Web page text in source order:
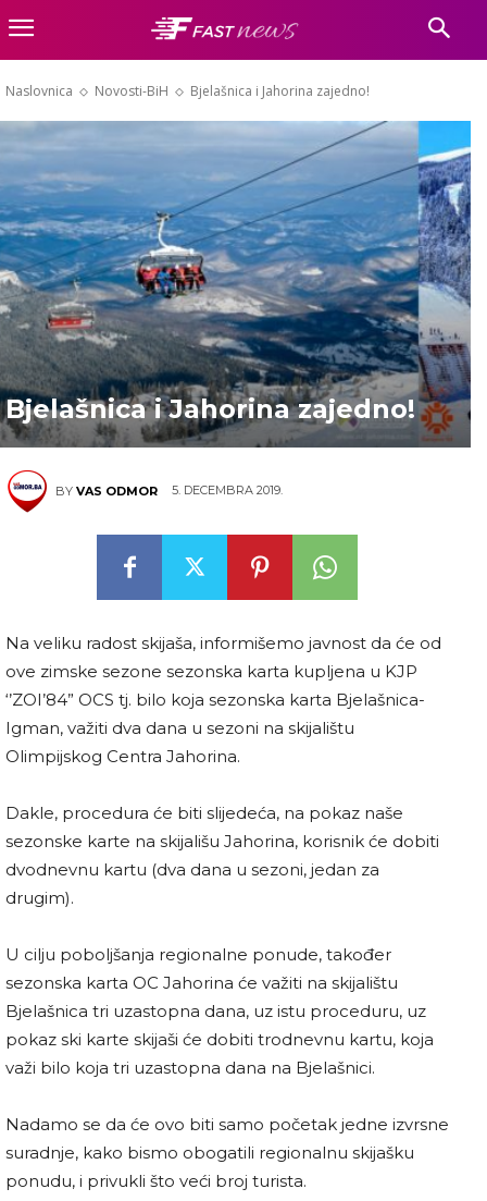
Naslovnica Novosti-BiH Bjelašnica i Jahorina zajedno!
Bjelašnica i Jahorina zajedno!
BY VAS ODMOR 5. DECEMBRA 2019.
Na veliku radost skijaša, informišemo javnost da će od
ove zimske sezone sezonska karta kupljena u KJP
‘’ZOI’84” OCS tj. bilo koja sezonska karta Bjelašnica-
Igman, važiti dva dana u sezoni na skijalištu
Olimpijskog Centra Jahorina.
Dakle, procedura će biti slijedeća, na pokaz naše
sezonske karte na skijališu Jahorina, korisnik će dobiti
dvodnevnu kartu (dva dana u sezoni, jedan za
drugim).
U cilju poboljšanja regionalne ponude, također
sezonska karta OC Jahorina će važiti na skijalištu
Bjelašnica tri uzastopna dana, uz istu proceduru, uz
pokaz ski karte skijaši će dobiti trodnevnu kartu, koja
važi bilo koja tri uzastopna dana na Bjelašnici.
Nadamo se da će ovo biti samo početak jedne izvrsne
suradnje, kako bismo obogatili regionalnu skijašku
ponudu, i privukli što veći broj turista.